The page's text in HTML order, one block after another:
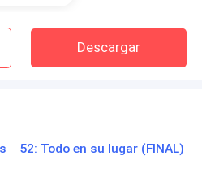
Mejor dicho, pesadilla,
con el pasado. Un
Descargar
52: Todo en su lugar (FINAL)